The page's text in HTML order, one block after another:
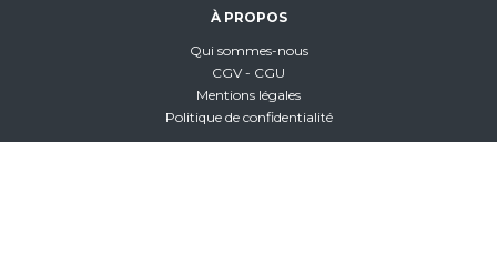
À PROPOS
Qui sommes-nous
CGV - CGU
Mentions légales
Politique de confidentialité